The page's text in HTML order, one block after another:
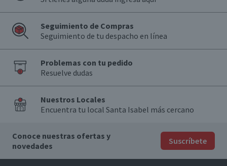
Seguimiento de Compras
Seguimiento de tu despacho en línea
Problemas con tu pedido
Resuelve dudas
Nuestros Locales
Encuentra tu local Santa Isabel más cercano
Conoce nuestras ofertas y
novedades
Suscríbete